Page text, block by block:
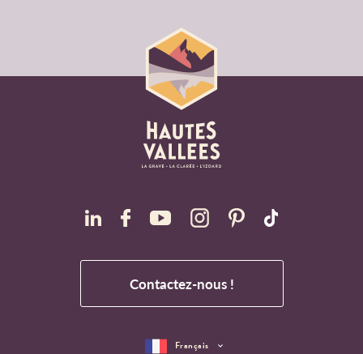
Contactez-nous !
Français